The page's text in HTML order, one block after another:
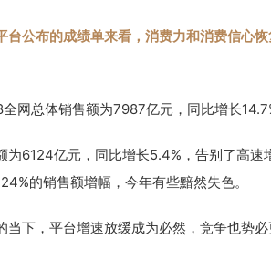
台公布的成绩单来看，消费力和消费信心
网总体销售额为7987亿元，同比增长
为6124亿元，同比增长5.4%，告别了高
的销售额增幅，今年有些黯然失色。
下，平台增速放缓成为必然，竞争也势必